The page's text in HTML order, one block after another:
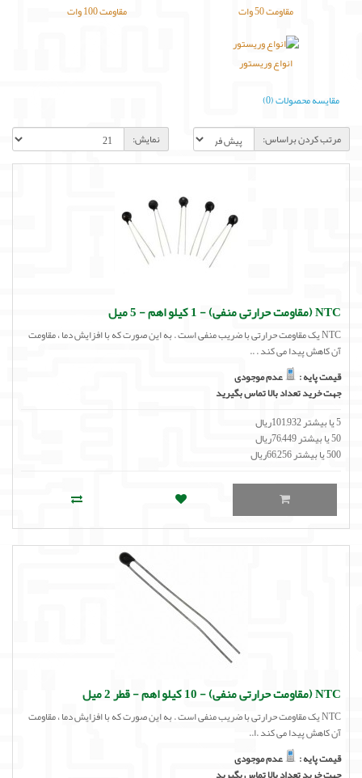
مقاومت 50 وات مقاومت 100 وات
انواع وریستور
مقایسه محصولات (0)
مرتب کردن براساس:
نمایش:
NTC (مقاومت حرارتی منفی) - 1 کیلو اهم - 5 میل
NTC یک مقاومت حرارتی با ضریب منفی است . به این صورت که با افزایش دما ، مقاومت
آن کاهش پیدا می کند . ..
قیمت پایه :
عدم موجودی
جهت خرید تعداد بالا تماس بگیرید
5 یا بیشتر 101,932ریال
50 یا بیشتر 76,449ریال
500 یا بیشتر 66,256ریال
NTC (مقاومت حرارتی منفی) - 10 کیلو اهم - قطر 2 میل
NTC یک مقاومت حرارتی با ضریب منفی است . به این صورت که با افزایش دما ، مقاومت
آن کاهش پیدا می کند .ا..
قیمت پایه :
عدم موجودی